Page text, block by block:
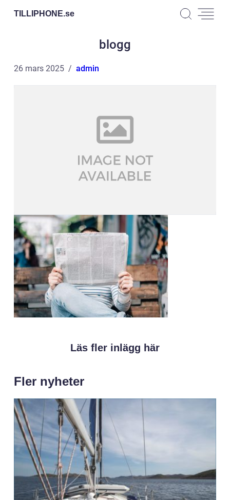
TILLIPHONE.se
blogg
26 mars 2025 admin
Läs fler inlägg här
Fler nyheter